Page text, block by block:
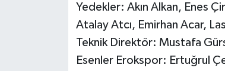
Yedekler: Akın Alkan, Enes
Atalay Atcı, Emirhan Acar,
Teknik Direktör: Mustafa
Esenler Erokspor: Ertuğrul